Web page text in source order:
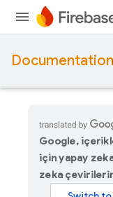
Documentation
Google,
için yapay
zeka